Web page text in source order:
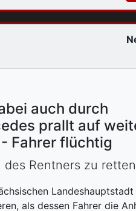
auch durch
prallt auf
Fahrer flüchtig
Rentners zu retten
Landeshauptstadt
als dessen Fahrer die